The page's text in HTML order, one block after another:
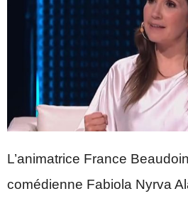
L’animatrice France
comédienne Fabiola Nyrva